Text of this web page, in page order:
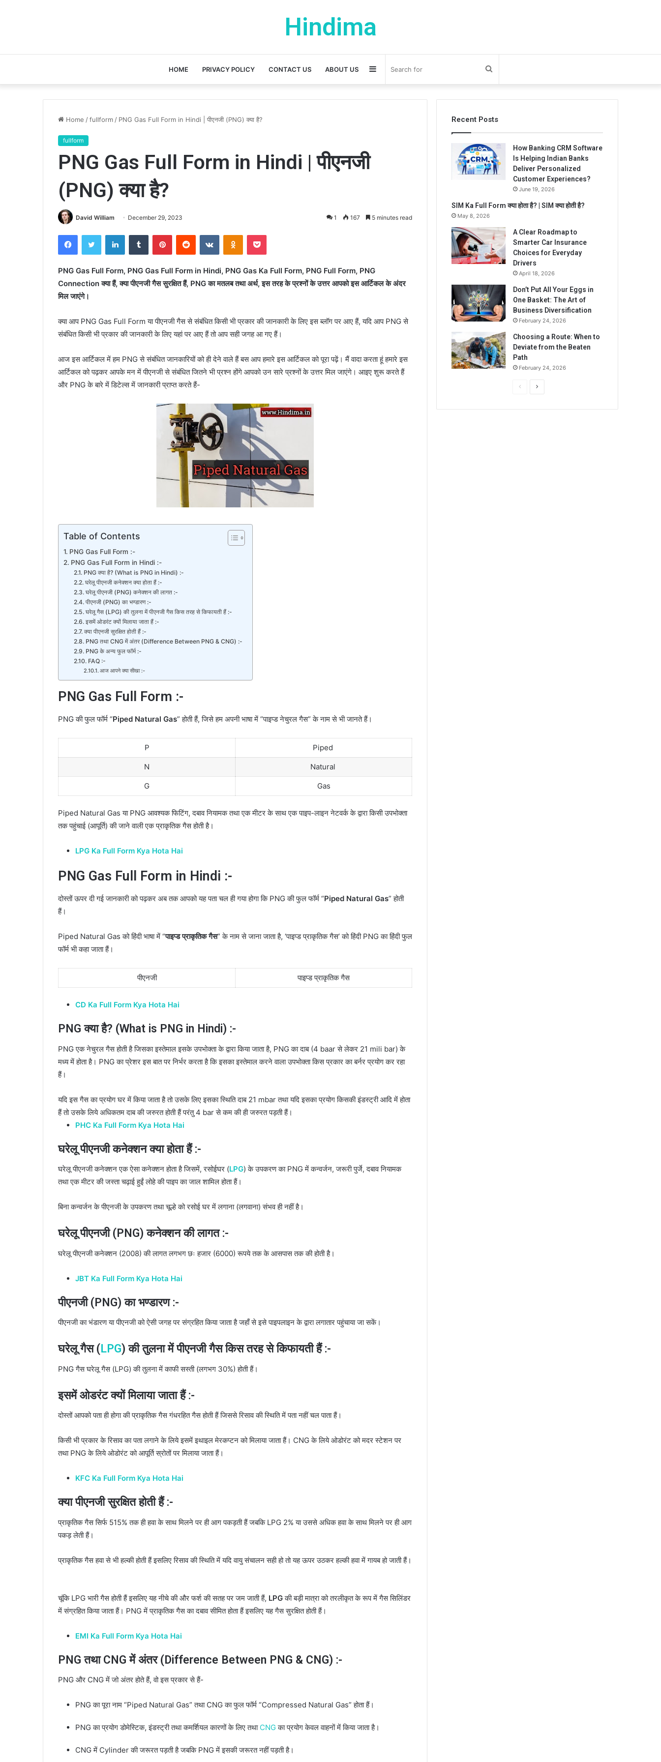
Hindima
HOME PRIVACY POLICY CONTACT US ABOUT US
for
Sidebar
Home /fullform / PNG Gas Full Form in Hindi | पीएनजी (PNG) क्या है?
fullform
PNG Gas Full Form in Hindi | पीएनजी
(PNG) क्या है?
David William December 29, 2023 1 167 5 minutes read
FacebookTwitter LinkedInTumblr PinterestReddit VKontakteOdnoklassniki
Pocket
PNG Gas Full Form, PNG Gas Full Form in Hindi, PNG Gas Ka Full Form, PNG Full Form, PNG
Connection क्या हैं, क्या पीएनजी गैस सुरक्षित हैं, PNG का मतलब तथा अर्थ, इस तरह के प्रश्नों के उत्तर आपको इस आर्टिकल के अंदर
मिल जाएंगे।
क्या आप PNG Gas Full Form या पीएनजी गैस से संबंधित किसी भी प्रकार की जानकारी के लिए इस ब्लॉग पर आए हैं, यदि आप PNG से
संबंधित किसी भी प्रकार की जानकारी के लिए यहां पर आए हैं तो आप सही जगह आ गए हैं।
आज इस आर्टिकल में हम PNG से संबंधित जानकारियों को ही देने वाले हैं बस आप हमारे इस आर्टिकल को पूरा पढ़ें।मैं वादा करता हूं हमारे इस
आर्टिकल को पढ़कर आपके मन में पीएनजी से संबंधित जितने भी प्रश्न होंगे आपको उन सारे प्रश्नों के उत्तर मिल जाएंगे। आइए शुरू करते हैं
और PNG के बारे में डिटेल्स में जानकारी प्राप्त करते हैं-
Table of Contents
PNG Gas Full Form :-
PNG Gas Full Form in Hindi :-
PNG क्या है? (What is PNG in Hindi) :-
घरेलू पीएनजी कनेक्शन क्या होता हैं :-
घरेलू पीएनजी (PNG) कनेक्शन की लागत :-
पीएनजी (PNG) का भण्डारण :-
घरेलू गैस (LPG) की तुलना में पीएनजी गैस किस तरह से किफायती हैं :-
इसमें ओडरंट क्यों मिलाया जाता हैं :-
क्या पीएनजी सुरक्षित होती हैं :-
PNG तथा CNG में अंतर (Difference Between PNG & CNG) :-
PNG के अन्य फुल फॉर्म :-
FAQ :-
आज आपने क्या सीखा :-
PNG Gas Full Form :-
PNG की फुल फॉर्म “Piped Natural Gas” होती हैं, जिसे हम अपनी भाषा में “पाइप्ड नेचुरल गैस” के नाम से भी जानते हैं।
P Piped
N Natural
G Gas
Piped Natural Gas या PNG आवश्यक फिटिंग, दबाव नियामक तथा एक मीटर के साथ एक पाइप-लाइन नेटवर्क के द्वारा किसी उपभोक्ता
तक पहुंचाई (आपूर्ति) की जाने वाली एक प्राकृतिक गैस होती है।
LPG Ka Full Form Kya Hota Hai
PNG Gas Full Form in Hindi :-
दोस्तों ऊपर दी गई जानकारी को पढ़कर अब तक आपको यह पता चल ही गया होगा कि PNG की फुल फॉर्म “Piped Natural Gas” होती
हैं।
Piped Natural Gas को हिंदी भाषा में “पाइप्ड प्राकृतिक गैस” के नाम से जाना जाता है, ‘पाइप्ड प्राकृतिक गैस’ को हिंदी PNG का हिंदी फुल
फॉर्म भी कहा जाता हैं।
पीएनजी पाइप्ड प्राकृतिक गैस
CD Ka Full Form Kya Hota Hai
PNG क्या है? (What is PNG in Hindi) :-
PNG एक नेचुरल गैस होती है जिसका इस्तेमाल इसके उपभोक्ता के द्वारा किया जाता है, PNG का दाब (4 baar से लेकर 21 mili bar) के
मध्य में होता है। PNG का प्रेशर इस बात पर निर्भर करता है कि इसका इस्तेमाल करने वाला उपभोक्ता किस प्रकार का बर्नर प्रयोग कर रहा
हैं।
यदि इस गैस का प्रयोग घर में किया जाता है तो उसके लिए इसका स्थिति दाब 21 mbar तथा यदि इसका प्रयोग किसकी इंडस्ट्री आदि में होता
हैं तो उसके लिये अधिकतम दाब की जरुरत होती हैं परंतु 4 bar से कम की ही जरुरत पड़ती हैं।
PHC Ka Full Form Kya Hota Hai
घरेलू पीएनजी कनेक्शन क्या होता हैं :-
घरेलू पीएनजी कनेक्शन एक ऐसा कनेक्शन होता है जिसमें, रसोईघर (LPG) के उपकरण का PNG में कन्वर्जन, जरूरी पुर्जे, दबाव नियामक
तथा एक मीटर की जस्ता चढ़ाई हुईं लोहे की पाइप का जाल शामिल होता हैं।
बिना कन्वर्जन के पीएनजी के उपकरण तथा चूल्हे को रसोई घर में लगाना (लगवाना) संभव ही नहीं है।
घरेलू पीएनजी (PNG) कनेक्शन की लागत :-
घरेलू पीएनजी कनेक्शन (2008) की लागत लगभग छः हजार (6000) रूपये तक के आसपास तक की होती है।
JBT Ka Full Form Kya Hota Hai
पीएनजी (PNG) का भण्डारण :-
पीएनजी का भंडारण या पीएनजी को ऐसी जगह पर संग्रहित किया जाता है जहाँ से इसे पाइपलाइन के द्वारा लगातार पहुंचाया जा सकें।
घरेलू गैस ( LPG) की तुलना में पीएनजी गैस किस तरह से किफायती हैं :-
PNG गैस घरेलू गैस (LPG) की तुलना में काफी सस्ती (लगभग 30%) होती हैं।
इसमें ओडरंट क्यों मिलाया जाता हैं :-
दोस्तों आपको पता ही होगा की प्राकृतिक गैस गंधरहित गैस होती हैं जिससे रिसाव की स्थिति में पता नहीं चल पाता हैं।
किसी भी प्रकार के रिसाव का पता लगाने के लिये इसमें इथाइल मेरकप्टन को मिलाया जाता हैं। CNG के लिये ओडोरंट को मदर स्टेशन पर
तथा PNG के लिये ओडोरंट को आपूर्ति स्रोतों पर मिलाया जाता हैं।
KFC Ka Full Form Kya Hota Hai
क्या पीएनजी सुरक्षित होती हैं :-
प्राकृतिक गैस सिर्फ 515% तक ही हवा के साथ मिलने पर ही आग पकड़ती हैं जबकि LPG 2% या उससे अधिक हवा के साथ मिलने पर ही आग
पकड़ लेती हैं।
प्राकृतिक गैस हवा से भी हल्की होती हैं इसलिए रिसाव की स्थिति में यदि वायु संचालन सही हो तो यह ऊपर उठकर हल्की हवा में गायब हो जाती हैं।
चूंकि LPG भारी गैस होती हैं इसलिए यह नीचे की और फर्श की सतह पर जम जाती हैं, LPGकी बड़ी मात्रा को तरलीकृत के रूप में गैस सिलिंडर
में संग्रहित किया जाता हैं। PNG में प्राकृतिक गैस का दबाव सीमित होता हैं इसलिए यह गैस सुरक्षित होती हैं।
EMI Ka Full Form Kya Hota Hai
PNG तथा CNG में अंतर (Difference Between PNG & CNG) :-
PNG और CNG में जो अंतर होते हैं, वो इस प्रकार से हैं-
PNG का पूरा नाम “Piped Natural Gas” तथा CNG का फुल फॉर्म “Compressed Natural Gas” होता हैं।
PNG का प्रयोग डोमेस्टिक, इंडस्ट्री तथा कमर्शियल कारणों के लिए तथा CNGका प्रयोग केवल वाहनों में किया जाता है।
CNG में Cylinder की जरूरत पड़ती है जबकि PNG में इसकी जरूरत नहीं पड़ती है।
Recent Posts
How Banking CRM Software
Is Helping Indian Banks
Deliver Personalized
Customer Experiences?
June 19, 2026
SIM Ka Full Form क्या होता है? | SIM क्या होती है?
May 8, 2026
A Clear Roadmap to
Smarter Car Insurance
Choices for Everyday
Drivers
April 18, 2026
Don’t Put All Your Eggs in
One Basket: The Art of
Business Diversification
February 24, 2026
Choosing a Route: When to
Deviate from the Beaten
Path
February 24, 2026
PreviousNext